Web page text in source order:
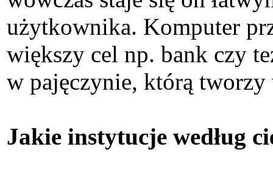
użytkownika. Komputer
większy cel np. bank czy
w pajęczynie, którą tworzy
Jakie instytucje według